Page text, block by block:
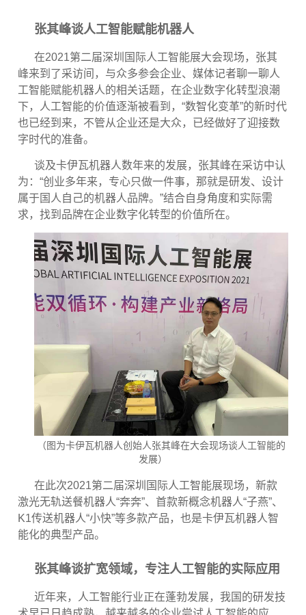
张其峰谈人工智能赋能机器人
在2021第二届深圳国际人工智能展大会现场，张其
峰来到了采访间，与众多参会企业、媒体记者聊一聊人
工智能赋能机器人的相关话题，在企业数字化转型浪潮
下，人工智能的价值逐渐被看到，“数智化变革”的新时代
也已经到来，不管从企业还是大众，已经做好了迎接数
字时代的准备。
谈及卡伊瓦机器人数年来的发展，张其峰在采访中认
为：“创业多年来，专心只做一件事，那就是研发、设计
属于国人自己的机器人品牌。”结合自身角度和实际需
求，找到品牌在企业数字化转型的价值所在。
（图为卡伊瓦机器人创始人张其峰在大会现场谈人工智能的
发展）
在此次2021第二届深圳国际人工智能展现场，新款
激光无轨送餐机器人“奔奔”、首款新概念机器人“子燕”、
K1传送机器人“小快”等多款产品，也是卡伊瓦机器人智
能化的典型产品。
张其峰谈扩宽领域，专注人工智能的实际应用
近年来，人工智能行业正在蓬勃发展，我国的研发技